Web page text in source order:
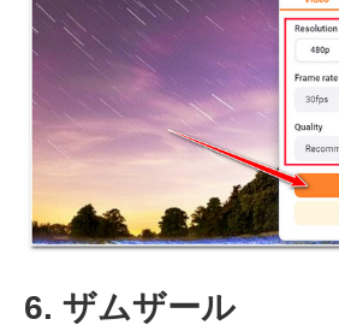
ステップ
3。
6. ザムザール